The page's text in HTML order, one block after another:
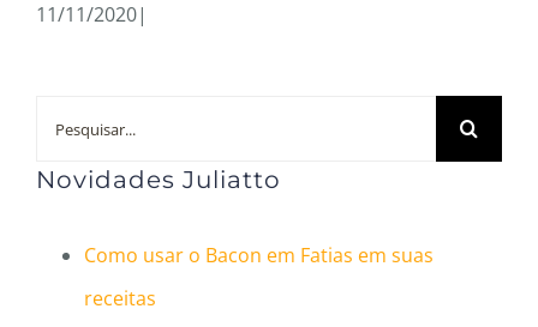
11/11/2020|
Novidades Juliatto
Como usar o Bacon em Fatias em suas
receitas